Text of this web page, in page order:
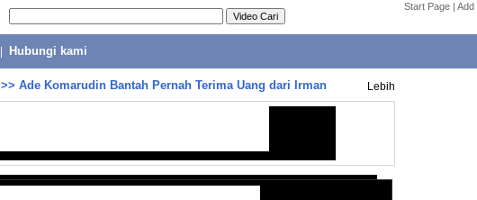
Start Page | Add
Hubungi kami
>> Ade Komarudin Bantah Pernah Terima Uang dari Irman Lebih